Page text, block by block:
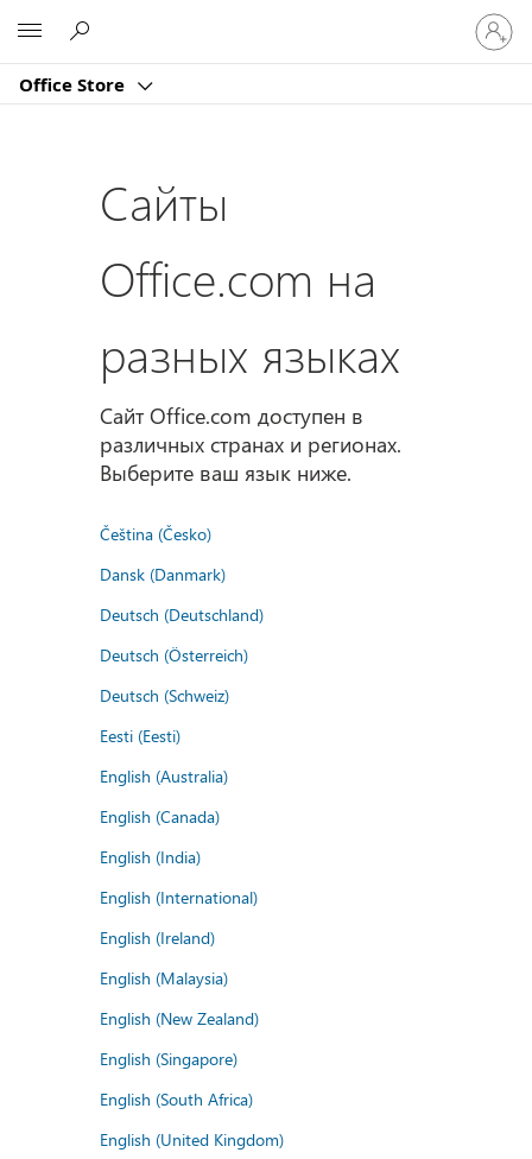
Office Store
в
Сайты
Office.com на
разных языках
Сайт Office.com доступен в
различных странах и регионах.
Выберите ваш язык ниже.
Čeština (Česko)
Dansk (Danmark)
Deutsch (Deutschland)
Deutsch (Österreich)
Deutsch (Schweiz)
Eesti (Eesti)
English (Australia)
English (Canada)
English (India)
English (International)
English (Ireland)
English (Malaysia)
English (New Zealand)
English (Singapore)
English (South Africa)
English (United Kingdom)